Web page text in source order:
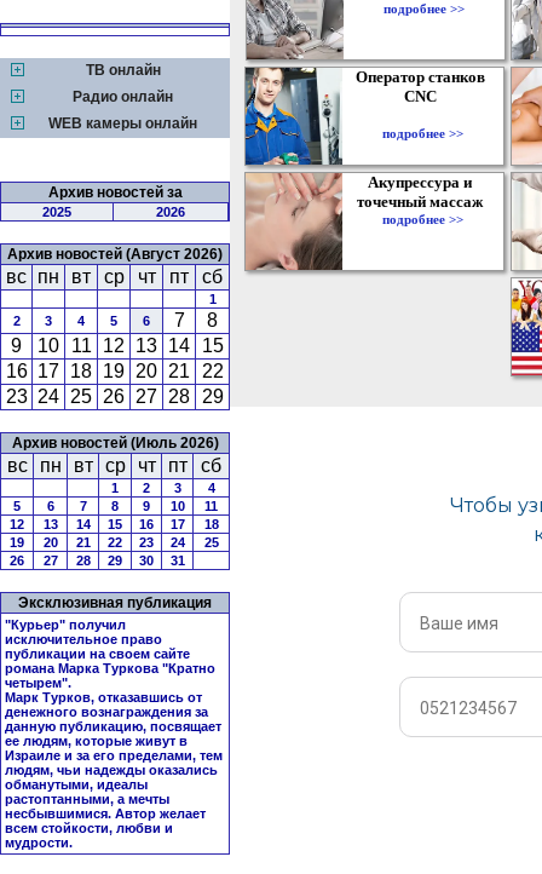
ТВ онлайн
Радио онлайн
WEB камеры онлайн
Архив новостей за
2025 2026
Архив новостей (Август 2026)
вс пн вт ср чт пт сб
1
2
3 4 5 6 7
8
9
10 11 12 13 14
15
16 17 18 19 20 21
22
23 24 25 26 27 28 29
Архив новостей (Июль 2026)
вс пн вт ср чт пт сб
1 2 3
4
5
6 7 8 9 10
11
12
13 14 15 16 17
18
19
20 21 22 23 24
25
26
27 28 29 30 31
Эксклюзивная публикация
"Курьер" получил
исключительное право
публикации на своем сайте
романа Марка Туркова "Кратно
четырем".
Марк Турков, отказавшись от
денежного вознаграждения за
данную публикацию, посвящает
ее людям, которые живут в
Израиле и за его пределами, тем
людям, чьи надежды оказались
обманутыми, идеалы
растоптанными, а мечты
несбывшимися. Автор желает
всем стойкости, любви и
мудрости.
подробнее >>
Оператор станков
CNC
подробнее >>
Акупрессура и
точечный массаж
подробнее >>